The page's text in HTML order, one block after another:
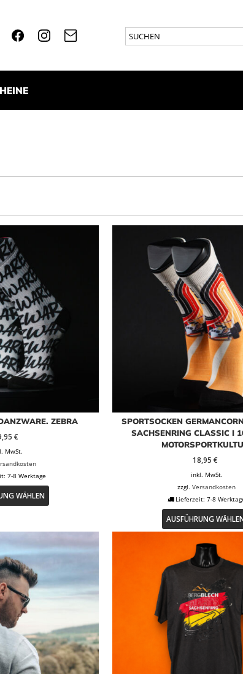
ZEBRA
€
MwSt.
7-8 Werktage
WÄHLEN
Dieses
Varianten
auf.
auf
gewählt
werden
SPORTSOCKEN
SACHSENRING CLASSIC I
18,95€
inkl. MwSt.
zzgl.Versandkosten
Lieferzeit:7-8
AUSFÜHRUNG